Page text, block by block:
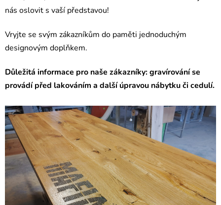
nás oslovit s vaší představou!
Vryjte se svým zákazníkům do paměti jednoduchým
designovým doplňkem.
Důležitá informace pro naše zákazníky: gravírování se
provádí před lakováním a další úpravou nábytku či cedulí.